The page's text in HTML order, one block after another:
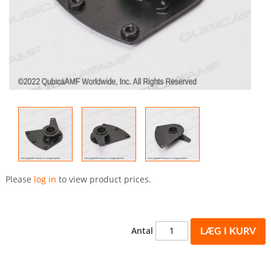
tilPlease log in to view product prices.
Antal LÆG I KURV